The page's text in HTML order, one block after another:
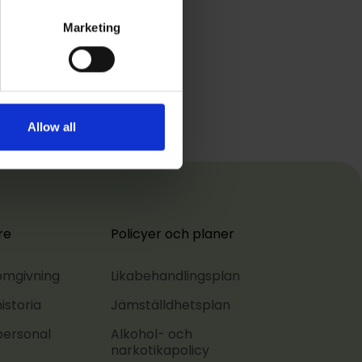
Marketing
Allow all
Policyer och planer
Likabehandlingsplan
Jämställdhetsplan
Alkohol- och
narkotikapolicy